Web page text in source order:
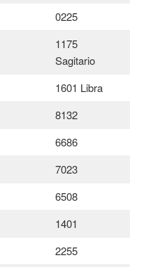
0225
1175
Sagitario
1601 Libra
8132
6686
7023
6508
1401
2255